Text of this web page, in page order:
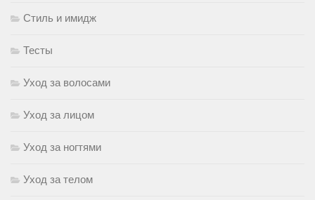
Стиль и имидж
Тесты
Уход за волосами
Уход за лицом
Уход за ногтями
Уход за телом